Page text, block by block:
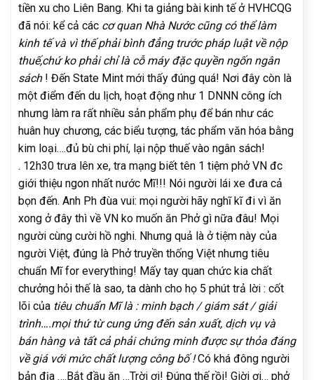
tiền xu cho Liên Bang. Khi ta giảng bài kinh tế ở HVHCQG
đã nói: kể cả các cơ quan Nhà Nước cũng có thể làm
kinh tế và vì thế phải bình đẳng trước pháp luật về nộp
thuế,chứ ko phải chỉ là cỗ máy đặc quyền ngốn ngân
sách! Đến State Mint mới thấy đúng quá! Nơi đây còn là
một điểm đến du lịch, hoạt động như 1 DNNN công ích
nhưng làm ra rất nhiều sản phẩm phụ để bán như các
huân huy chương, các biểu tượng, tác phẩm văn hóa bằng
kim loại….đủ bù chi phí, lại nộp thuế vào ngân sách!
. 12h30 trưa lên xe, tra mạng biết tên 1 tiệm phở VN đc
giới thiệu ngon nhất nước Mĩ!!! Nói người lái xe đưa cả
bọn đến. Anh Ph đùa vui: mọi người hãy nghĩ kĩ đi vì ăn
xong ở đây thì về VN ko muốn ăn Phở gì nữa đâu! Mọi
người cùng cười hồ nghi. Nhưng quả là ở tiệm này của
người Việt, đúng là Phở truyền thống Việt nhưng tiêu
chuẩn Mĩ for everything! Mấy tay quan chức kia chất
chưởng hỏi thế là sao, ta dành cho họ 5 phút trả lời : cốt
lõi của tiêu chuẩn Mĩ là : minh bạch / giám sát / giải
trình….mọi thứ từ cung ứng đến sản xuất, dịch vụ và
bán hàng và tất cả phải chứng minh được sự thỏa đáng
về giá với mức chất lượng công bố !Có khá đông người
bản địa ….Bắt đầu ăn …Trời ơi! Đúng thế rồi! Giời ơi… phở